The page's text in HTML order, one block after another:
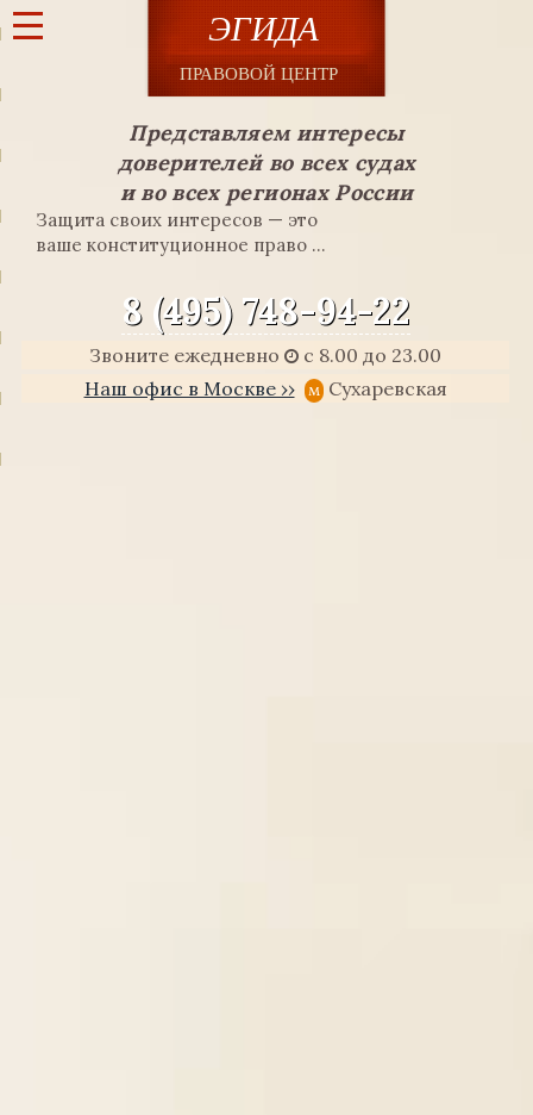
Представляем интересы
доверителей во всех судах
и во всех регионах России
Защита своих интересов — это
ваше конституционное право ...
8 (495) 748-94-22
Звоните ежедневно
с 8.00 до 23.00
Наш офис в Москве ››
мСухаревская